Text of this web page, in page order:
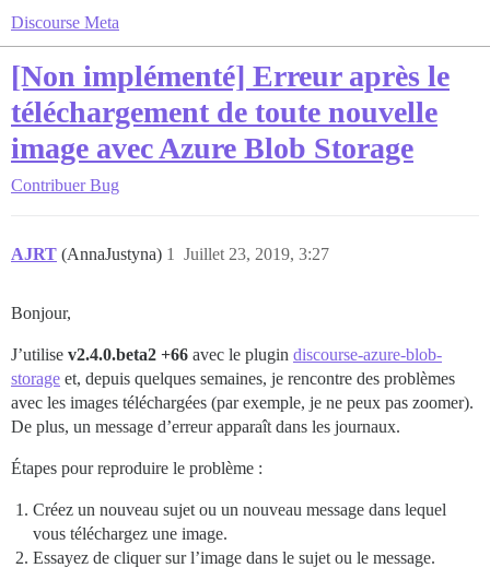
Discourse Meta
[Non implémenté] Erreur après le
téléchargement de toute nouvelle
image avec Azure Blob Storage
Contribuer Bug
AJRT (AnnaJustyna) Juillet 23, 2019, 3:27
1
Bonjour,
J’utilise v2.4.0.beta2 +66 avec le plugin discourse-azure-blob-
storage et, depuis quelques semaines, je rencontre des problèmes
avec les images téléchargées (par exemple, je ne peux pas zoomer).
De plus, un message d’erreur apparaît dans les journaux.
Étapes pour reproduire le problème :
Créez un nouveau sujet ou un nouveau message dans lequel
vous téléchargez une image.
Essayez de cliquer sur l’image dans le sujet ou le message.